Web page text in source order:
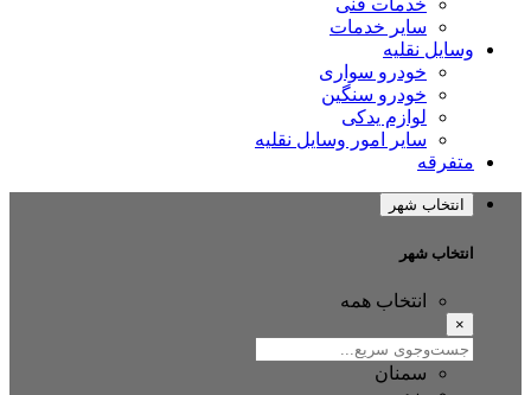
خدمات فنی
سایر خدمات
وسایل نقلیه
خودرو سواری
خودرو سنگین
لوازم یدکی
سایر امور وسایل نقلیه
متفرقه
انتخاب شهر
انتخاب شهر
انتخاب همه
×
سمنان